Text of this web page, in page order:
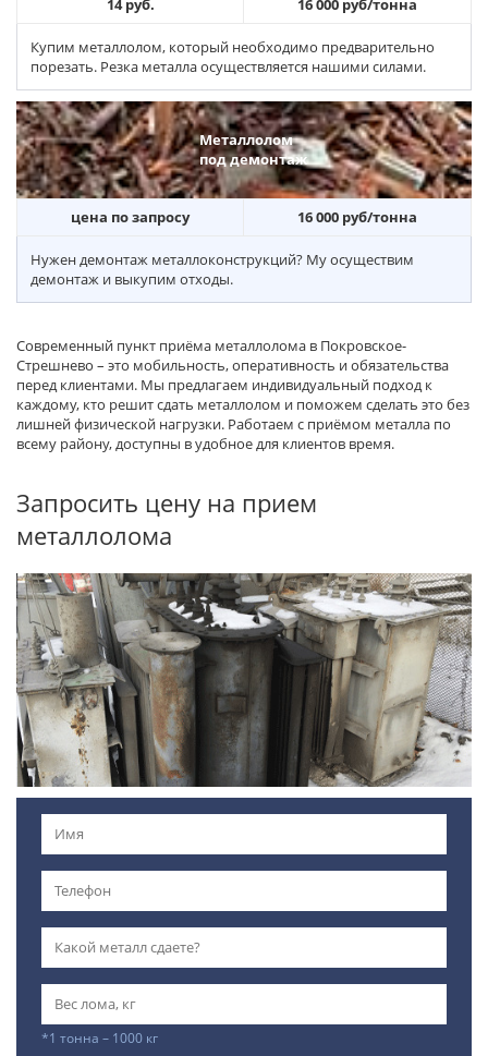
14 руб. 16 000 руб/тонна
Купим металлолом, который необходимо предварительно
порезать. Резка металла осуществляется нашими силами.
Металлолом
под демонтаж
цена по запросу 16 000 руб/тонна
Нужен демонтаж металлоконструкций? Му осуществим
демонтаж и выкупим отходы.
Современный пункт приёма металлолома в Покровское-
Стрешнево – это мобильность, оперативность и обязательства
перед клиентами. Мы предлагаем индивидуальный подход к
каждому, кто решит сдать металлолом и поможем сделать это без
лишней физической нагрузки. Работаем с приёмом металла по
всему району, доступны в удобное для клиентов время.
Запросить цену на прием
металлолома
*1 тонна – 1000 кг